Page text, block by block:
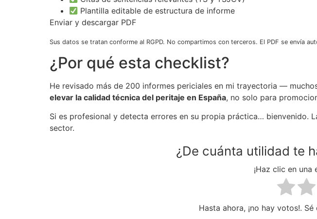
Plantilla editable de estructura de informe
Enviar y descargar PDF
Sus datos se tratan conforme al RGPD. No compartimos con terceros. El PDF se envía
¿Por qué esta checklist?
He revisado más de 200 informes periciales en mi trayectoria —
elevar la calidad técnica del peritaje en España, no solo para
Si es profesional y detecta errores en su propia práctica… bienvenido.
sector.
¿De cuánta utilidad te
¡Haz clic en
Hasta ahora, ¡no hay votos!.